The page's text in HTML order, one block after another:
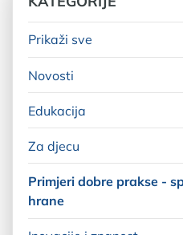
Prikaži sve
Novosti
Edukacija
Za djecu
Primjeri dobre prakse -
hrane